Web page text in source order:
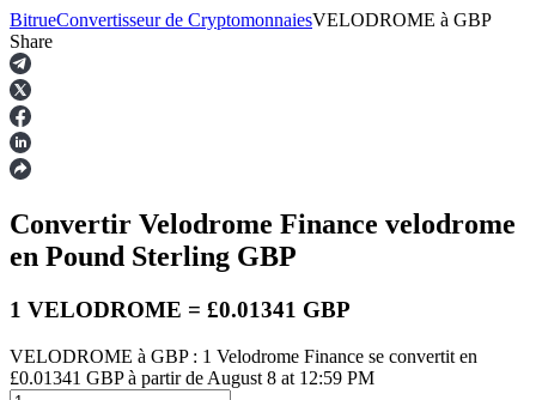
Contrats à terme
Futures USDT
BitrueConvertisseur de CryptomonnaiesVELODROME à GBP
Share
Convertir Velodrome Finance velodrome
en Pound Sterling GBP
1 VELODROME = £0.01341 GBP
VELODROME à GBP : 1 Velodrome Finance se convertit en
£0.01341 GBP à partir de August 8 at 12:59 PM